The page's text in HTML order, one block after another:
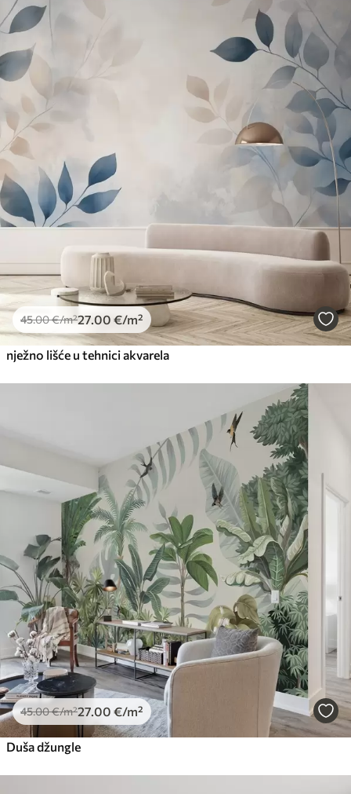
45.00€/m²27.00 €/m²
nježno lišće u tehnici akvarela
45.00€/m²27.00 €/m²
Duša džungle